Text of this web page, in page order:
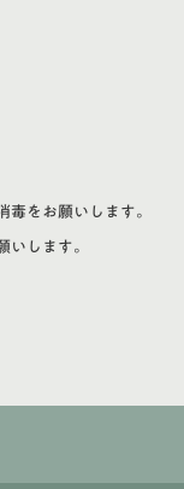
毒をお願いします。
いします。